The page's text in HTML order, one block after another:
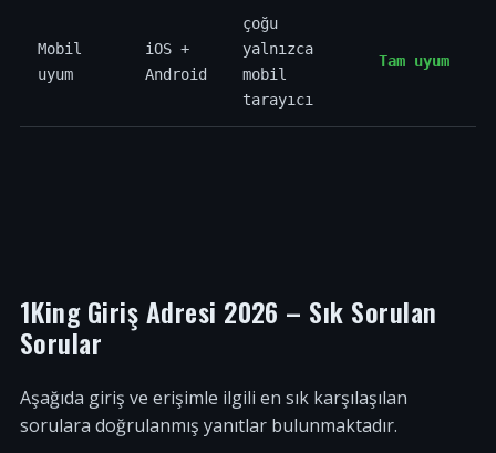
Mobil
uyum
iOS +
Android
çoğu
yalnızca
mobil
tarayıcı
Tam uyum
1King Giriş Adresi 2026 – Sık Sorulan
Sorular
Aşağıda giriş ve erişimle ilgili en sık karşılaşılan
sorulara doğrulanmış yanıtlar bulunmaktadır.